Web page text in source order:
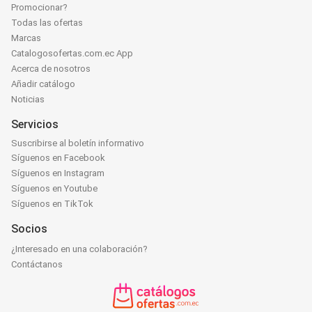
Promocionar?
Todas las ofertas
Marcas
Catalogosofertas.com.ec App
Acerca de nosotros
Añadir catálogo
Noticias
Servicios
Suscribirse al boletín informativo
Síguenos en Facebook
Síguenos en Instagram
Síguenos en Youtube
Síguenos en TikTok
Socios
¿Interesado en una colaboración?
Contáctanos